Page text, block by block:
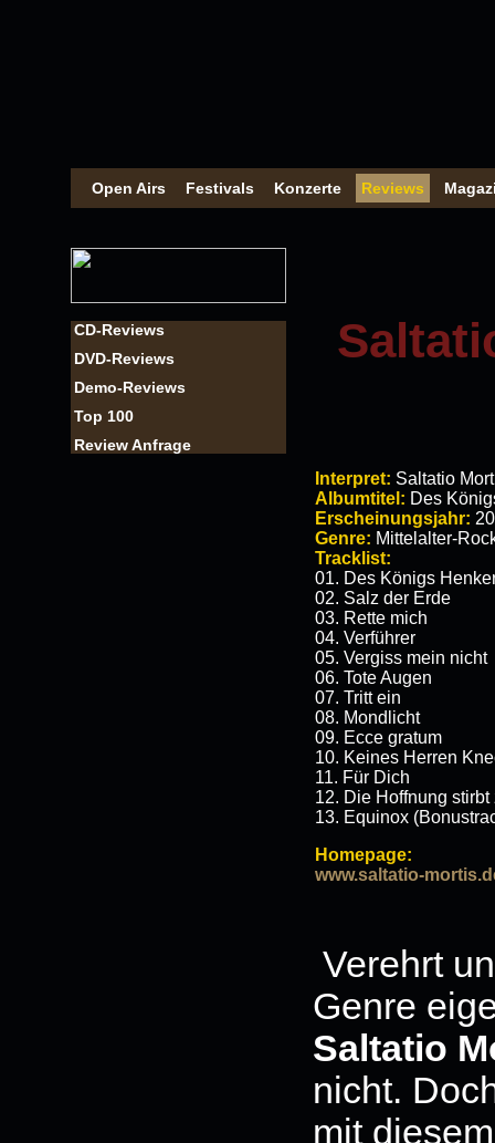
Open Airs Festivals Konzerte Reviews
CD-Reviews
DVD-Reviews
Demo-Reviews
Top 100
Review Anfrage
Interpret: Saltatio
Albumtitel: Des
Erscheinungsjahr:
Genre: Mittelalter-
Tracklist:
01. Des Königs
02. Salz der Erde
03. Rette mich
04. Verführer
05. Vergiss mein nicht
06. Tote Augen
07. Tritt ein
08. Mondlicht
09. Ecce gratum
10. Keines Herren
11. Für Dich
12. Die Hoffnung stirbt
13. Equinox
Homepage:
www.saltatio-
Verehrt
Genre
Saltatio
nicht.
mit